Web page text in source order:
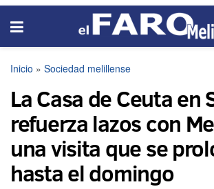
Inicio » Sociedad melillense
La Casa de Ceuta en
refuerza lazos con
una visita que se
hasta el domingo